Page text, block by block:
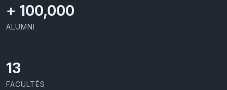
+ 100,000
ALUMNI
13
FACULTÉS